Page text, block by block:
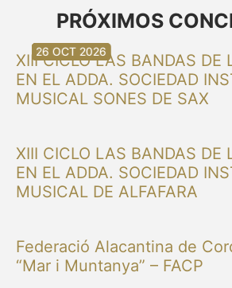
PRÓXIMOS
XIII CICLO LAS BANDAS DE
EN EL ADDA. SOCIEDAD
MUSICAL SONES DE SAX
30 AUG 2026
XIII CICLO LAS BANDAS DE
EN EL ADDA. SOCIEDAD
MUSICAL DE ALFAFARA
30 AUG 2026
Federació Alacantina de
“Mar i Muntanya” – FACP
13 SEP 2026
20 SEP 2026
20 SEP 2026
26 SEP 2026
03 OCT 2026
16 OCT 2026
26 OCT 2026